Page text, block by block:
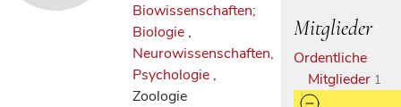
Biowissenschaften;
Biologie ,
Neurowissenschaften,
Psychologie ,
Zoologie
Mitglieder
Ordentliche
Mitglieder 1